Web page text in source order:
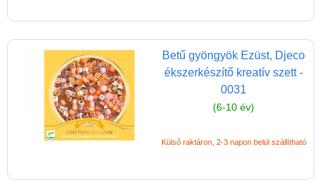
Betű gyöngyök Ezüst, Djeco
ékszerkészítő kreatív szett -
0031
(6-10 év)
Külső raktáron, 2-3 napon belül szállítható
Homokkép,
homokrajz, csillámkép
Kalapálós játék
lányoknak
Kép készítés,
Kézműves ötletek,